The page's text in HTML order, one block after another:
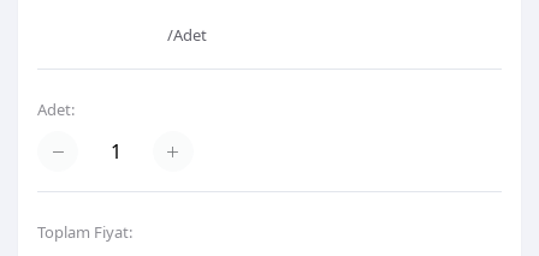
/Adet
Adet:
Toplam Fiyat: